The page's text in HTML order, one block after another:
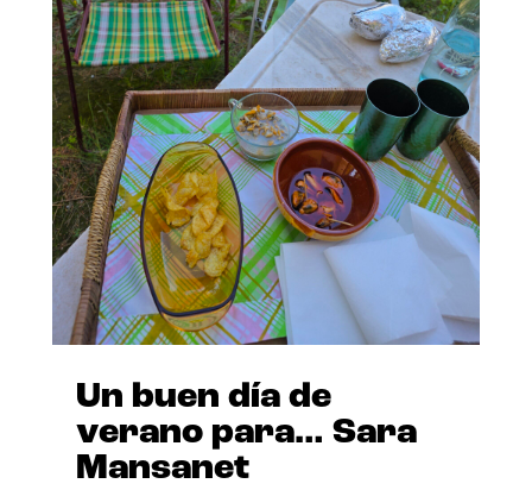
Un buen día de
verano para… Sara
Mansanet